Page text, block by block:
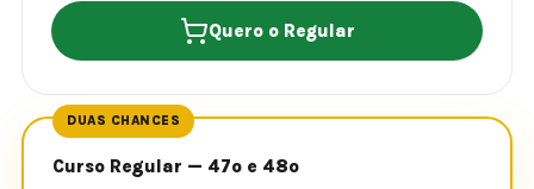
Quero o Regular
DUAS CHANCES
Curso Regular — 47º e 48º